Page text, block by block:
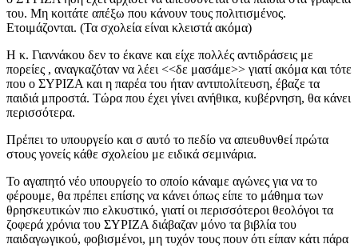
του. Μη κοιτάτε απέξω που κάνουν τους πολιτισμένος.
Ετοιμάζονται. (Τα σχολεία είναι κλειστά ακόμα)
Η κ. Γιαννάκου δεν το έκανε και είχε πολλές αντιδράσεις με
πορείες , αναγκαζόταν να λέει <<δε μασάμε>> γιατί ακόμα και τότε
που ο ΣΥΡΙΖΑ και η παρέα του ήταν αντιπολίτευση, έβαζε τα
παιδιά μπροστά. Τώρα που έχει γίνει ανήθικα, κυβέρνηση, θα κάνει
περισσότερα.
Πρέπει το υπουργείο και σ αυτό το πεδίο να απευθυνθεί πρώτα
στους γονείς κάθε σχολείου με ειδικά σεμινάρια.
Το αγαπητό νέο υπουργείο το οποίο κάναμε αγώνες για να το
φέρουμε, θα πρέπει επίσης να κάνει όπως είπε το μάθημα των
θρησκευτικών πιο ελκυστικό, γιατί οι περισσότεροι θεολόγοι τα
ζοφερά χρόνια του ΣΥΡΙΖΑ διάβαζαν μόνο τα βιβλία του
παιδαγωγικού, φοβισμένοι, μη τυχόν τους πουν ότι είπαν κάτι πάρα